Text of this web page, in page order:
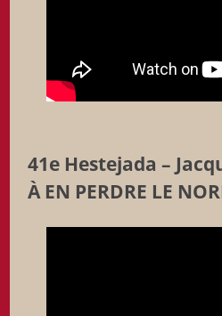
41e Hestejada –
À EN PERDRE LE